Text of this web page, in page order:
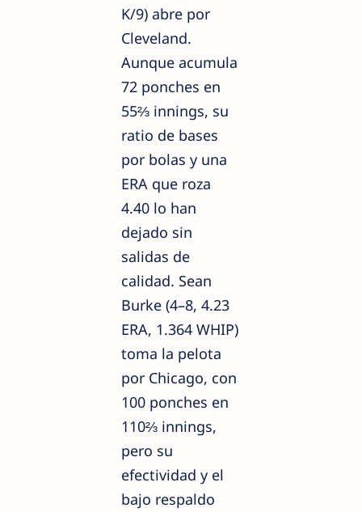
K/9) abre por
Cleveland.
Aunque acumula
72 ponches en
55⅔ innings, su
ratio de bases
por bolas y una
ERA que roza
4.40 lo han
dejado sin
salidas de
calidad. Sean
Burke (4–8, 4.23
ERA, 1.364 WHIP)
toma la pelota
por Chicago, con
100 ponches en
110⅔ innings,
pero su
efectividad y el
bajo respaldo